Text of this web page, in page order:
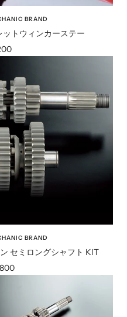
BRAND
ットウィンカーステー
BRAND
セミロングシャフト KIT